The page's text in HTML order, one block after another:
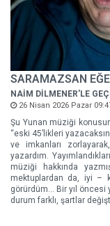
SARAMAZSAN
NAİM DİLMENER'LE
26 Nisan 2026 Pazar
Şu Yunan müziği
“eski 45’likleri
ve imkanları
yazardım.
müziği hakkında
mektuplardan da, iyi –
görürdüm... Bir yıl
durum farklı, şartlar